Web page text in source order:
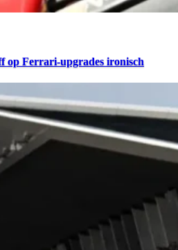
op Ferrari-upgrades ironisch